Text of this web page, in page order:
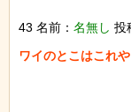
43 名前： 名無し 投
ワイのとこはこれ